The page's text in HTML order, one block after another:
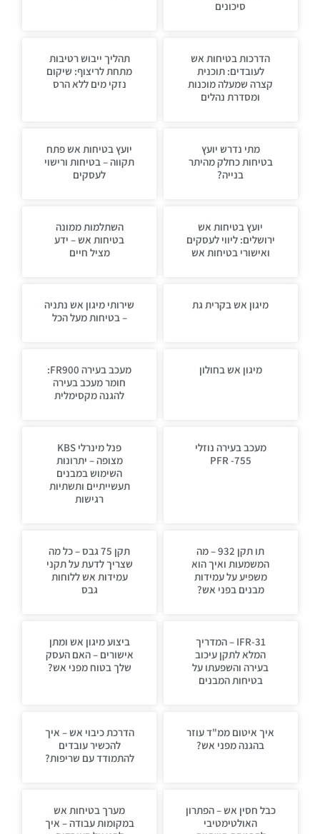
סיכונים
הדרכות בטיחות אש
לעובדים: תוכנית
קצרה שמעלה מוכנות
ומסדרת נהלים
תהליך ייבוש רטיבות
מתחת לריצוף: שיקום
נזקי מים ללא הרס
מתי נדרש יועץ
בטיחות כחלק מהיתר
בנייה?
יועץ בטיחות אש פתח
תקווה – בטיחות ורישוי
לעסקים
יועץ בטיחות אש
ירושלים: ליווי לעסקים
ואישורי בטיחות אש
השתלמות ממונה
בטיחות אש – ידע
מציל חיים
מיגון אש בקרית גת
שירותי מיגון אש נתניה
– בטיחות מעל הכל
מיגון אש בחולון
מעכב בעירה FR900:
חומר מעכב בעירה
להגנה מקסימלית
מעכב בעירה נוזלי
PFR -755
פנל מינרלי KBS
מצופה – יתרונות
השימוש במבנים
תעשייתיים ותשתיות
רגישות
תו תקן 932 – מה
המשמעות ואיך הוא
משפיע על עמידות
מבנים בפני אש?
תקן 75 גבס – כל מה
שצריך לדעת על תקני
עמידות אש ללוחות
גבס
IFR-31 – המדריך
המלא לתקן עיכוב
בעירה והשפעתו על
בטיחות המבנים
ביצוע מיגון אש ומתן
אישורים – האם העסק
שלך בטוח מפני אש?
איך איטום ממ"ד עוזר
בהגנה מפני אש?
הדרכת כיבוי אש – איך
להכשיר עובדים
להתמודד עם שריפות?
כבל חסין אש – הפתרון
האולטימטיבי
מערך בטיחות אש
במקומות עבודה – איך